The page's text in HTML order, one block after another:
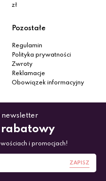
zł
Pozostałe
Regulamin
Polityka prywatności
Zwroty
Reklamacje
Obowiązek informacyjny
newsletter
rabatowy
i promocjach!
ZAPISZ